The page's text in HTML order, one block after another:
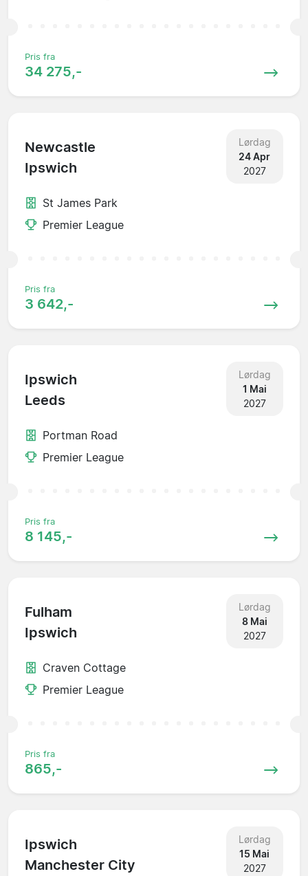
Pris fra
34 275,-
Newcastle
Ipswich
Lørdag
24 Apr
2027
St James Park
Premier League
Pris fra
3 642,-
Ipswich
Leeds
Lørdag
1 Mai
2027
Portman Road
Premier League
Pris fra
8 145,-
Fulham
Ipswich
Lørdag
8 Mai
2027
Craven Cottage
Premier League
Pris fra
865,-
Ipswich
Manchester City
Lørdag
15 Mai
2027